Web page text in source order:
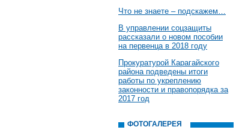
Что не знаете – подскажем…
В управлении соцзащиты
рассказали о новом пособии
на первенца в 2018 году
Прокуратурой Карагайского
района подведены итоги
работы по укреплению
законности и правопорядка за
2017 год
ФОТОГАЛЕРЕЯ